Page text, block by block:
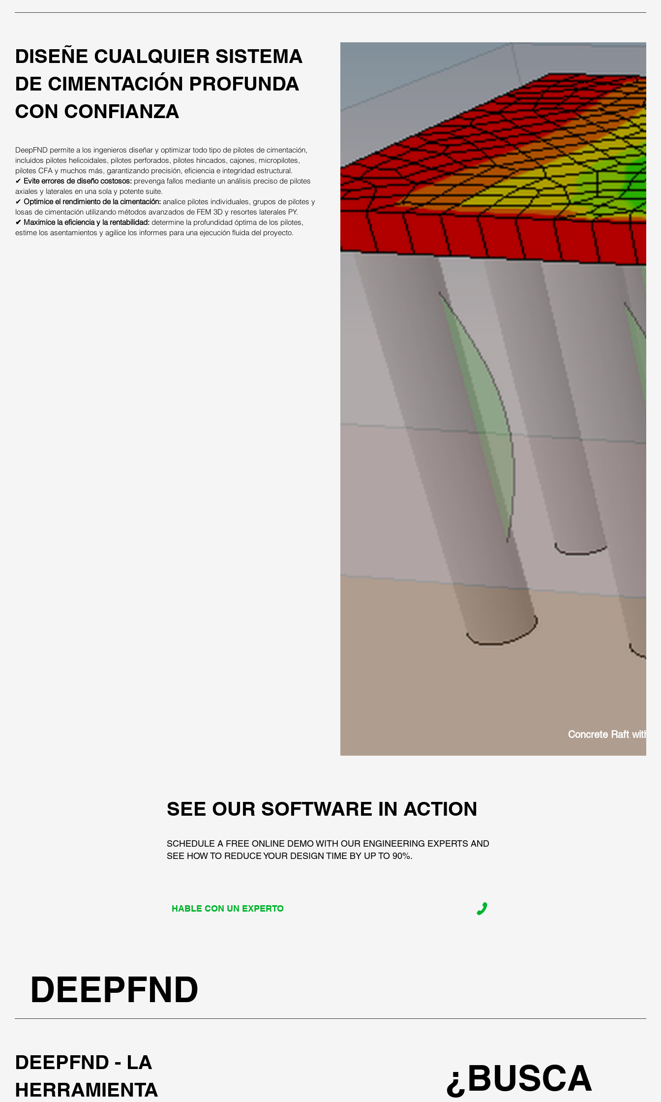
DISEÑE CUALQUIER SISTEMA
DE CIMENTACIÓN PROFUNDA
CON CONFIANZA
DeepFND permite a los ingenieros diseñar y optimizar todo tipo de pilotes de cimentación,
incluidos pilotes helicoidales, pilotes perforados, pilotes hincados, cajones, micropilotes,
pilotes CFA y muchos más, garantizando precisión, eficiencia e integridad estructural.
✔ Evite errores de diseño costosos:prevenga fallos mediante un análisis preciso de pilotes
axiales y laterales en una sola y potente suite.
✔ Optimice el rendimiento de la cimentación:analice pilotes individuales, grupos de pilotes y
losas de cimentación utilizando métodos avanzados de FEM 3D y resortes laterales PY.
✔ Maximice la eficiencia y la rentabilidad: determine la profundidad óptima de los pilotes,
estime los asentamientos y agilice los informes para una ejecución fluida del proyecto.
Concrete Raft with
SEE OUR SOFTWARE IN ACTION
SCHEDULE A FREE ONLINE DEMO WITH OUR ENGINEERING EXPERTS AND
SEE HOW TO REDUCE YOUR DESIGN TIME BY UP TO 90%.
HABLE CON UN EXPERTO
DEEPFND
DEEPFND - LA
HERRAMIENTA
¿BUSCA